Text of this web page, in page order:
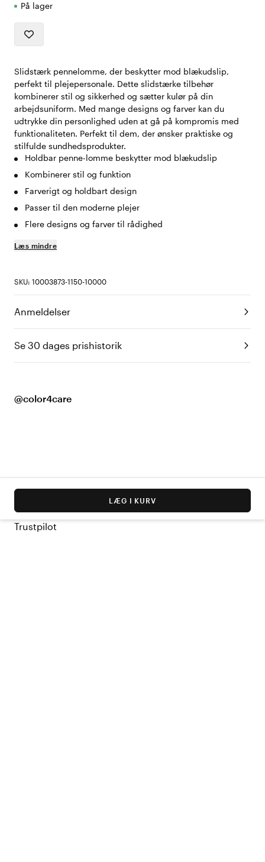
På lager
Slidstærk pennelomme, der beskytter mod blækudslip,
perfekt til plejepersonale. Dette slidstærke tilbehør
kombinerer stil og sikkerhed og sætter kulør på din
arbejdsuniform. Med mange designs og farver kan du
udtrykke din personlighed uden at gå på kompromis med
funktionaliteten. Perfekt til dem, der ønsker praktiske og
stilfulde sundhedsprodukter.
Holdbar penne-lomme beskytter mod blækudslip
Kombinerer stil og funktion
Farverigt og holdbart design
Passer til den moderne plejer
Flere designs og farver til rådighed
Læs mindre
SKU: 10003873-1150-10000
Anmeldelser
Se 30 dages prishistorik
@color4care
LÆG I KURV
Trustpilot